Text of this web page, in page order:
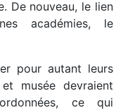
De nouveau, le lien
académies, le
pour autant leurs
musée devraient
ce qui